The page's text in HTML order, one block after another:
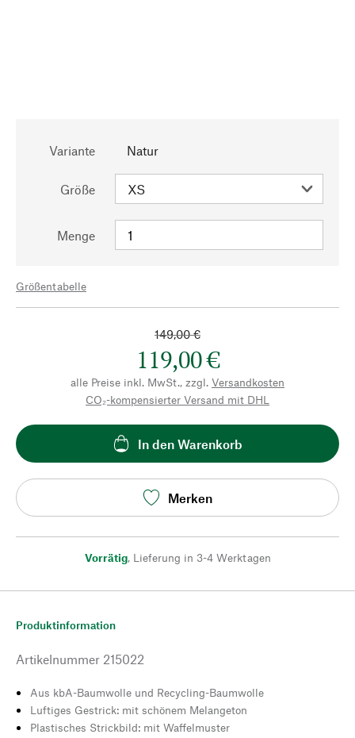
Variante Natur
Größe
Menge
Größentabelle
149,00 €
119,00 €
alle Preise inkl. MwSt., zzgl. Versandkosten
CO₂-kompensierter Versand mit DHL
In den Warenkorb
Merken
Vorrätig, Lieferung in 3-4 Werktagen
Produktinformation
Artikelnummer 215022
Aus kbA-Baumwolle und Recycling-Baumwolle
Luftiges Gestrick: mit schönem Melangeton
Plastisches Strickbild: mit Waffelmuster